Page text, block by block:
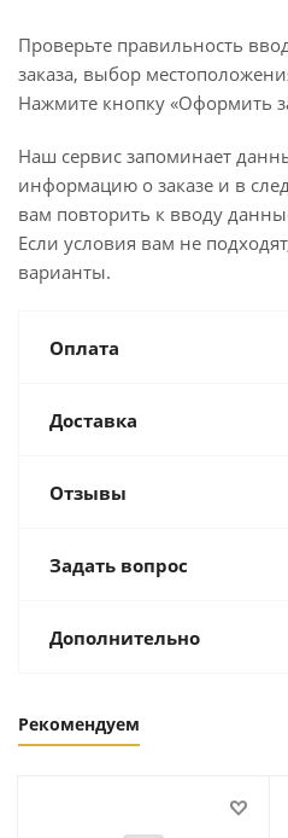
Проверьте правильность
заказа, выбор
Нажмите кнопку «Оформить
Наш сервис запоминает
информацию о заказе и в
вам повторить к вводу
Если условия вам не
варианты.
Оплата
Доставка
Отзывы
Задать вопрос
Дополнительно
Рекомендуем